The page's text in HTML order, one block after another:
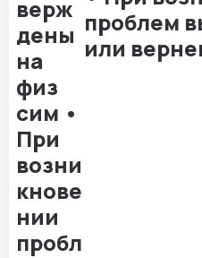
проблем
или